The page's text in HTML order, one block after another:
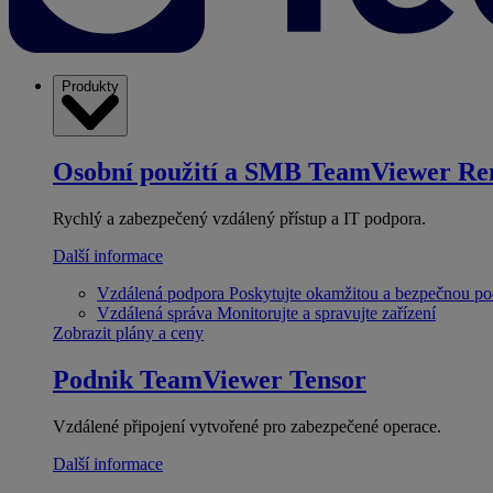
Produkty
Osobní použití a SMB TeamViewer
Rychlý a zabezpečený vzdálený přístup a IT podpora.
Další informace
Vzdálená podpora Poskytujte okamžitou a bezpečnou
Vzdálená správa Monitorujte a spravujte zařízení
Zobrazit plány a ceny
Podnik TeamViewer Tensor
Vzdálené připojení vytvořené pro zabezpečené operace.
Další informace